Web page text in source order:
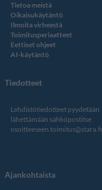
Tietoa meistä
Oikaisukäytäntö
Ilmoita virheestä
Toimitusperiaatteet
Eettiset ohjeet
AI-käytäntö
Tiedotteet
Lehdistötiedotteet pyydetään
lähettämään sähköpostitse
osoitteeseen toimitus@stara.fi
Ajankohtaista